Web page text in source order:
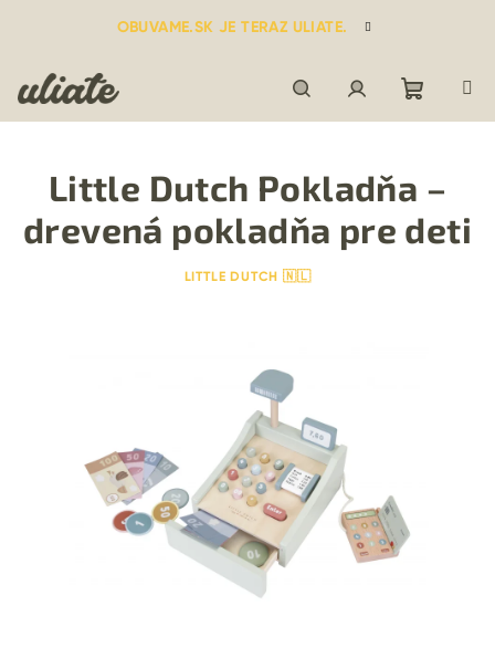
OBUVAME.SK JE TERAZ ULIATE.
HľadaťPrihlásenie
košík
Little Dutch Pokladňa –
drevená pokladňa pre deti
LITTLE DUTCH 🇳🇱